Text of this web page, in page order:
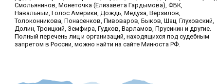
Смольянинов, Монеточка (Елизавета Гардымова), ФБК,
Навальный, Голос Америки, Дождь, Медуза, Верзилов,
Толоконникова, Понасенков, Пивоваров, Быков, Шац, Глуховский,
Долин, Троицкий, Земфира, Гудков, Варламов, Прусикин и другие.
Полный перечень лиц и организаций, находящихся под судебным
запретом в России, можно найти на сайте Минюста РФ.